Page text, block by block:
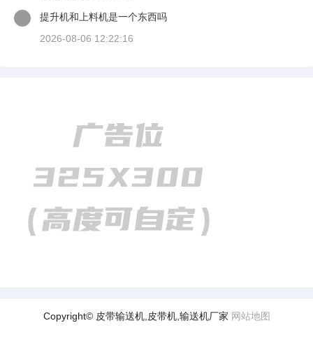
提升机和上料机是一个东西吗
2026-08-06 12:22:16
Copyright© 皮带输送机,皮带机,输送机厂家 网站地图